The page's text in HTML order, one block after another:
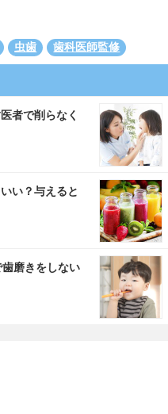
虫歯 歯科医師監修
者で削らなく
い？与えると
磨きをしない